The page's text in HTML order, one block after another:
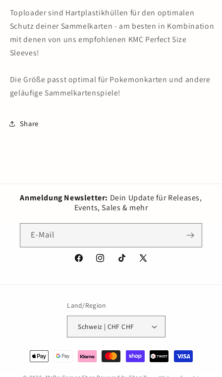
Toploader sind Hartplastikhüllen für den optimalen
Schutz deiner Sammelkarten - am besten in Kombination
mit denen von uns empfohlenen KMC Perfect Size
Sleeves!
Die Größe passt optimal für Pokemonkarten und andere
geläufige Sammelkartenspiele!
Share
Anmeldung Newsletter: Dein Update für Releases,
Events, Sales & mehr
E-Mail
FacebookInstagramTikTok X
Land/Region
Schweiz | CHF CHF
Zahlungsmethoden